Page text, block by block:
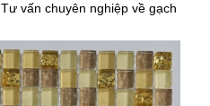
Tư vấn chuyên nghiệp về gạch